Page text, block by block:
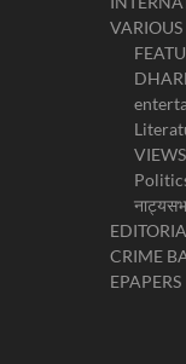
VARIOUS
VIEWS
CRIME
EPAPERS